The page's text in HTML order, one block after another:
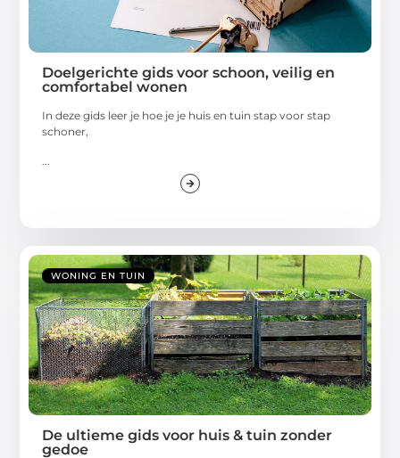
Doelgerichte gids voor schoon, veilig en
comfortabel wonen
In deze gids leer je hoe je je huis en tuin stap voor stap
schoner,
WONING EN TUIN
De ultieme gids voor huis & tuin zonder
gedoe